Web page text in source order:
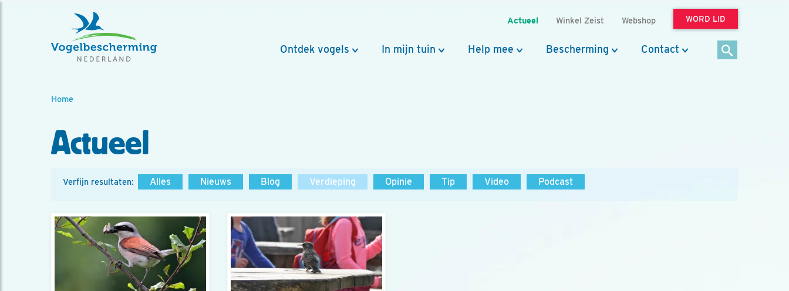
Actueel Winkel Zeist Webshop WORD LID
Ontdek vogels In mijn tuin Help mee Bescherming Contact
Home
Actueel
Verfijn resultaten: Alles Nieuws Blog Verdieping Opinie Tip Video Podcast